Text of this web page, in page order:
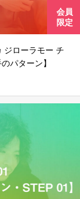
ジローラモー チ
パターン】